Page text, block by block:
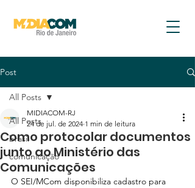
Post
All Posts
brasil
comunicação
All Posts
Como protocolar documentos
junto ao Ministério das
Comunicações
MIDIACOM-RJ
24 de jul. de 2024 1 min de leitura
O SEI/MCom disponibiliza cadastro para